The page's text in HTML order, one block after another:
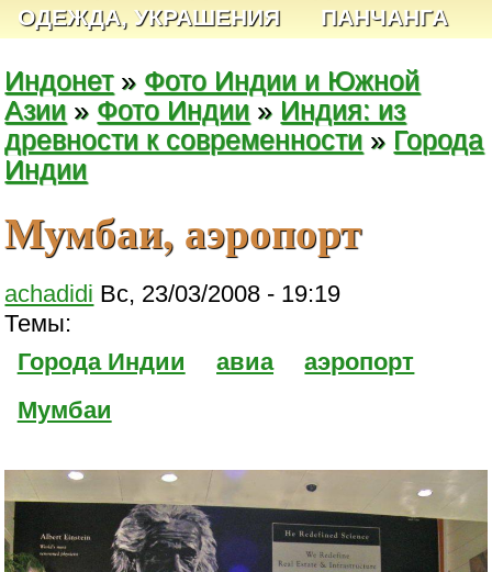
ОДЕЖДА, УКРАШЕНИЯ
ПАНЧАНГА
Индонет» Фото Индии и Южной
Азии » Фото Индии » Индия: из
древности к современности » Города
Индии
Мумбаи, аэропорт
achadidi Вс, 23/03/2008 - 19:19
Темы:
Города Индии
авиа
аэропорт
Мумбаи